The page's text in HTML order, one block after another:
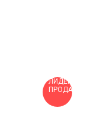
ЛИДЕР
ПРОДАЖ